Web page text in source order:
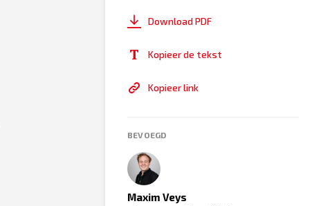
Download PDF
Kopieer de tekst
Kopieer link
BEVOEGD
Maxim Veys